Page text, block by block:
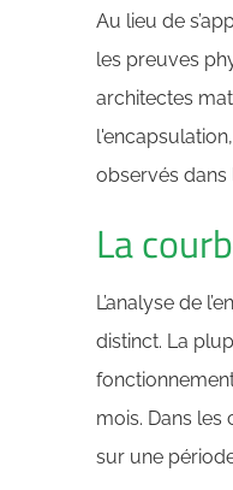
Au lieu de
les preuves
architectes
observés dans
La
L’analyse de
distinct. La
mois. Dans
sur une